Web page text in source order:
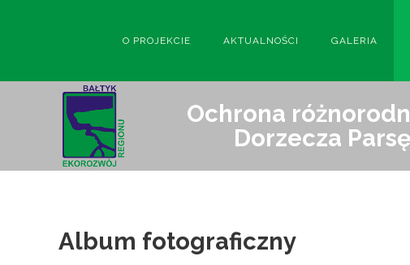
O PROJEKCIE AKTUALNOŚCI GALERIA
Ochrona
Dorzecza
Album fotograficzny